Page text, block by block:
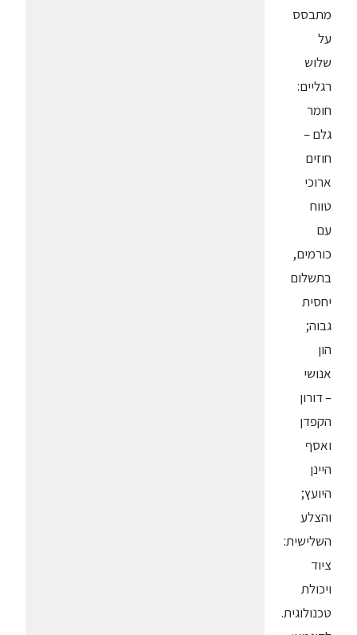
מתבסס
על
שלוש
רגליים:
חומר
גלם –
חוזים
ארוכי
טווח
עם
כורמים,
בתשלום
יחסית
גבוה;
הון
אנושי
– דורון
הקפדן
ואסף
היינן
היועץ;
והצלע
השלישית:
ציוד
ויכולת
טכנולוגית.